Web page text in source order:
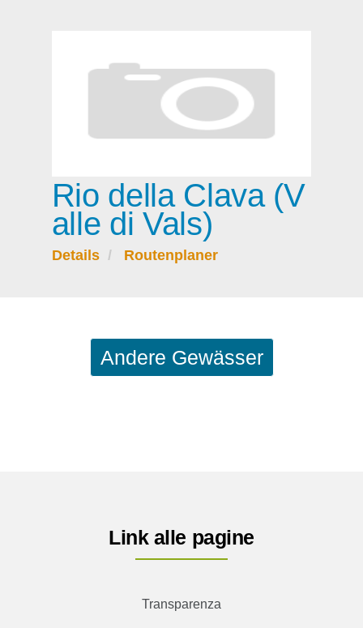
Rio della Clava (V
alle di Vals)
Details Routenplaner
Andere Gewässer
Link alle pagine
Transparenza